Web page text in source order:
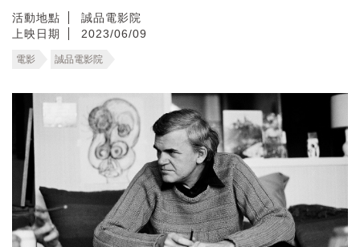
活動地點
誠品電影院
上映日期
2023/06/09
電影 誠品電影院